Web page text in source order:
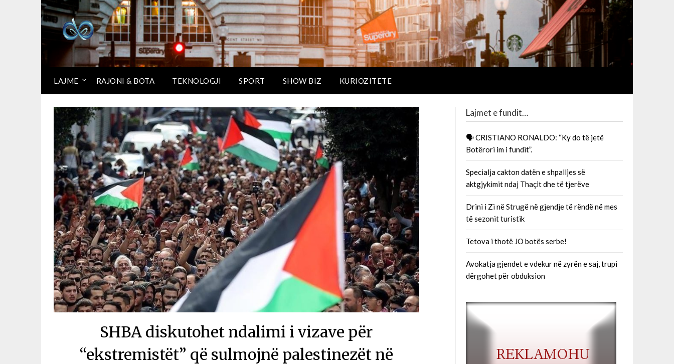
LAJME RAJONI & BOTA TEKNOLOGJI SPORT SHOW BIZ KURIOZITETE
SHBA diskutohet ndalimi i vizave për
“ekstremistët” që sulmojnë palestinezët në
Lajmet e fundit…
🗣 CRISTIANO RONALDO: “Ky do të jetë
Botërori im i fundit”.
Specialja cakton datën e shpalljes së
aktgjykimit ndaj Thaçit dhe të tjerëve
Drini i Zi në Strugë në gjendje të rëndë në mes
të sezonit turistik
Tetova i thotë JO botës serbe!
Avokatja gjendet e vdekur në zyrën e saj, trupi
dërgohet për obduksion